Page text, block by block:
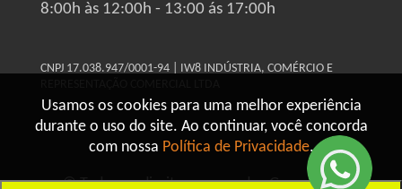
Usamos os cookies para uma melhor experiência
durante o uso do site. Ao continuar, você concorda
com nossa Política de Privacidade.
8:00h às 12:00h - 13:00 ás 17:00h
CNPJ 17.038.947/0001-94 | IW8 INDÚSTRIA, COMÉRCIO E
© Todos os direitos reservados Grupo IW8